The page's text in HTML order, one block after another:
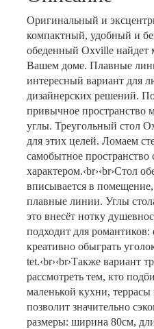
Оригинальный и
компактный, удобный и
обеденный Oxville найдет
Вашем доме. Плавные
интересный вариант для
дизайнерских решений.
привычное пространство
углы. Треугольный стол
для этих целей. Ломаем
самобытное
характером.‹br›‹br›Стол
вписывается в
плавные линии. Углы
это внесёт нотку
подходит для романтиков:
креативно обыграть
tet.‹br›‹br›Также вариант
рассмотреть тем, кто
маленькой кухни,
позволит значительно
размеры: ширина 80см,